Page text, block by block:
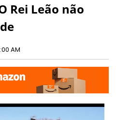
Rei Leão não
AM